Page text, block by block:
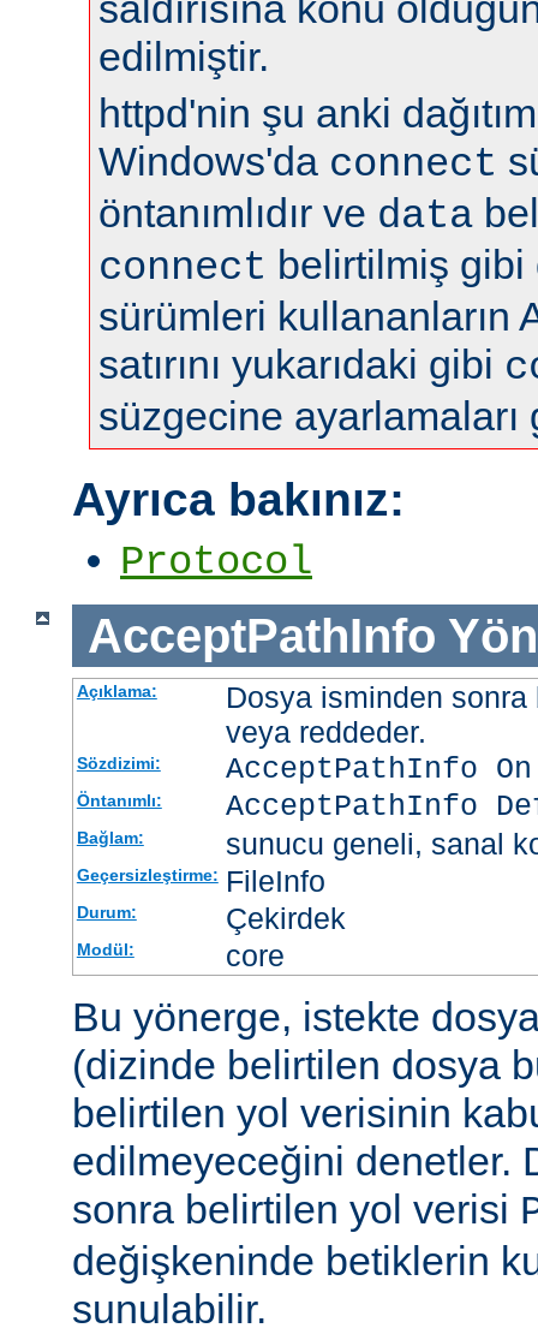
edilmiştir.
httpd'nin şu anki
Windows'da connect
öntanımlıdır ve data
connect belirtilmiş gibi
sürümleri kullananların
satırını yukarıdaki gibi
süzgecine ayarlamaları
Ayrıca bakınız:
Protocol
AcceptPathInfo
Açıklama:
Dosya isminden
veya reddeder.
Sözdizimi: AcceptPathInfo
Öntanımlı: AcceptPathInfo
Bağlam: sunucu geneli, sanal
Geçersizleştirme: FileInfo
Durum: Çekirdek
Modül: core
Bu yönerge, istekte
(dizinde belirtilen dosya
belirtilen yol verisinin
edilmeyeceğini denetler.
sonra belirtilen yol verisi
değişkeninde betiklerin
sunulabilir.